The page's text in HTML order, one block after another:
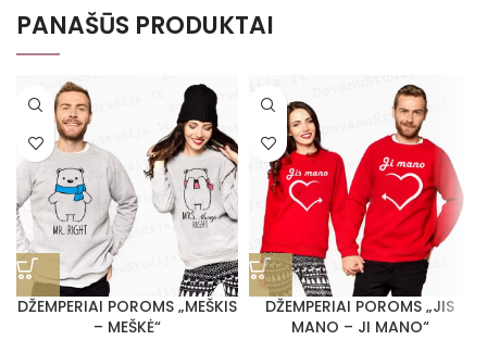
PANAŠŪS PRODUKTAI
DŽEMPERIAI POROMS „MEŠKIS
– MEŠKĖ“
DŽEMPERIAI POROMS „JIS
MANO – JI MANO“